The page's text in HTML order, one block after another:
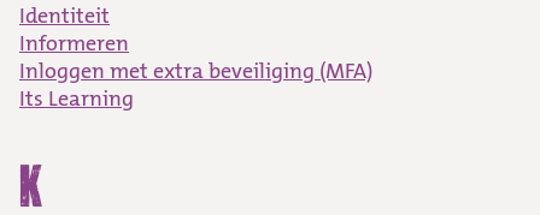
Identiteit
Informeren
Inloggen met extra beveiliging (MFA)
Its Learning
K